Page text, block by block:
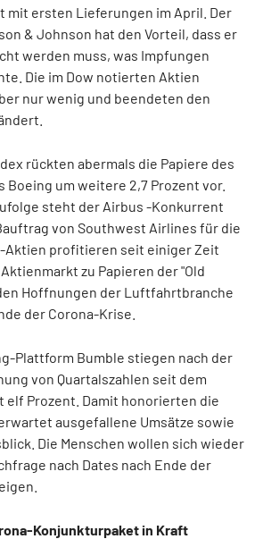
mit ersten Lieferungen im April. Der
& Johnson hat den Vorteil, dass er
werden muss, was Impfungen
Die im Dow notierten Aktien
nur wenig und beendeten den
rückten abermals die Papiere des
um weitere 2,7 Prozent vor.
steht der Airbus -Konkurrent
von Southwest Airlines für die
Aktien profitieren seit einiger Zeit
zu Papieren der "Old
Hoffnungen der Luftfahrtbranche
der Corona-Krise.
Plattform Bumble stiegen nach der
von Quartalszahlen seit dem
elf Prozent. Damit honorierten die
ausgefallene Umsätze sowie
Die Menschen wollen sich wieder
nach Dates nach Ende der
Konjunkturpaket in Kraft